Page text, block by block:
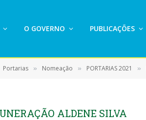
O GOVERNO PUBLICAÇÕES
Portarias » Nomeação » PORTARIAS 2021 »
ALDENE SILVA